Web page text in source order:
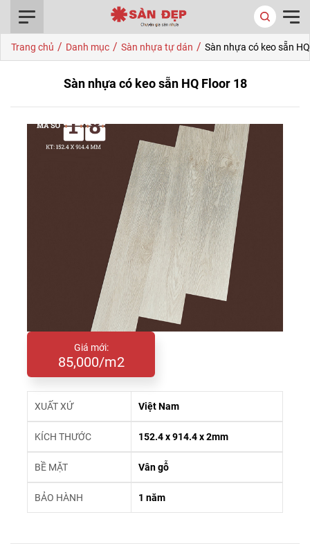
Trang chủ / Danh mục / Sàn nhựa tự dán / Sàn nhựa có keo sẵn
Sàn nhựa có keo sẵn HQ Floor 18
Giá mới:
85,000/m2
XUẤT XỨ Việt Nam
KÍCH THƯỚC 152.4 x 914.4 x 2mm
BỀ MẶT Vân gỗ
BẢO HÀNH 1 năm